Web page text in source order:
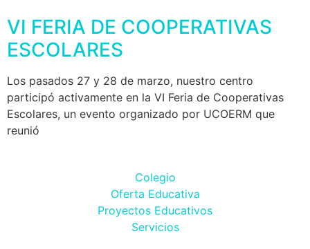
VI FERIA DE COOPERATIVAS
ESCOLARES
Los pasados 27 y 28 de marzo, nuestro centro
participó activamente en la VI Feria de Cooperativas
Escolares, un evento organizado por UCOERM que
reunió
Colegio
Oferta Educativa
Proyectos Educativos
Servicios